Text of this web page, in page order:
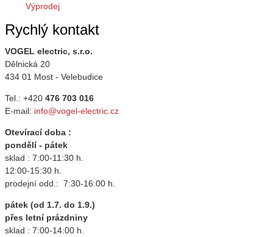
Výprodej
Rychlý kontakt
VOGEL electric, s.r.o.
Dělnická 20
434 01 Most - Velebudice
Tel.: +420 476 703 016
E-mail: info@vogel-electric.cz
Otevírací doba :
pondělí - pátek
sklad : 7:00-11:30 h.
12:00-15:30 h.
prodejní odd.: 7:30-16:00 h.
pátek (od 1.7. do 1.9.)
přes letní prázdniny
sklad : 7:00-14:00 h.